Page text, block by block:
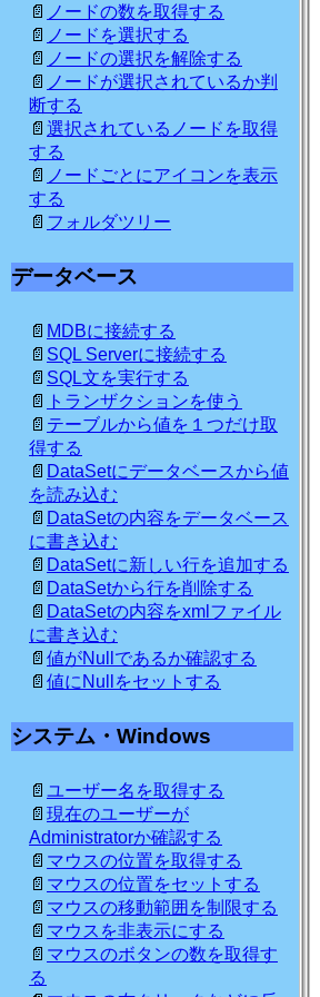
ノードの数を取得する
ノードを選択する
ノードの選択を解除する
ノードが選択されているか判
断する
選択されているノードを取得
する
ノードごとにアイコンを表示
する
フォルダツリー
データベース
MDBに接続する
SQL Serverに接続する
SQL文を実行する
トランザクションを使う
テーブルから値を１つだけ取
得する
DataSetにデータベースから値
を読み込む
DataSetの内容をデータベース
に書き込む
DataSetに新しい行を追加する
DataSetから行を削除する
DataSetの内容をxmlファイル
に書き込む
値がNullであるか確認する
値にNullをセットする
システム・Windows
ユーザー名を取得する
現在のユーザーが
Administratorか確認する
マウスの位置を取得する
マウスの位置をセットする
マウスの移動範囲を制限する
マウスを非表示にする
マウスのボタンの数を取得す
る